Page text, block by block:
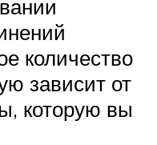
количество
зависит от
которую вы